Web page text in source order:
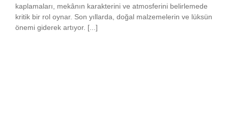
kaplamaları, mekânın karakterini ve atmosferini belirlemede
kritik bir rol oynar. Son yıllarda, doğal malzemelerin ve lüksün
önemi giderek artıyor. [...]